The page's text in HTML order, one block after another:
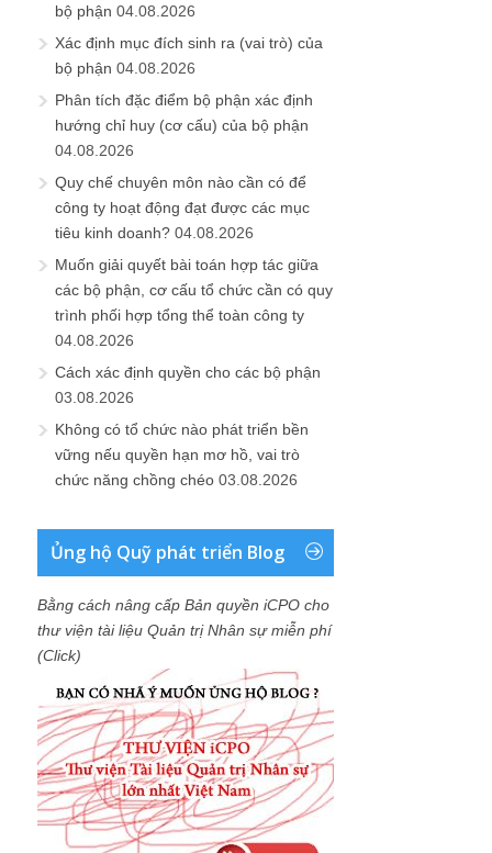
bộ phận 04.08.2026
Xác định mục đích sinh ra (vai trò) của
bộ phận 04.08.2026
Phân tích đặc điểm bộ phận xác định
hướng chỉ huy (cơ cấu) của bộ phận
04.08.2026
Quy chế chuyên môn nào cần có để
công ty hoạt động đạt được các mục
tiêu kinh doanh? 04.08.2026
Muốn giải quyết bài toán hợp tác giữa
các bộ phận, cơ cấu tổ chức cần có quy
trình phối hợp tổng thể toàn công ty
04.08.2026
Cách xác định quyền cho các bộ phận
03.08.2026
Không có tổ chức nào phát triển bền
vững nếu quyền hạn mơ hồ, vai trò
chức năng chồng chéo 03.08.2026
Ủng hộ Quỹ phát triển Blog
Bằng cách nâng cấp Bản quyền iCPO cho
thư viện tài liệu Quản trị Nhân sự miễn phí
(Click)